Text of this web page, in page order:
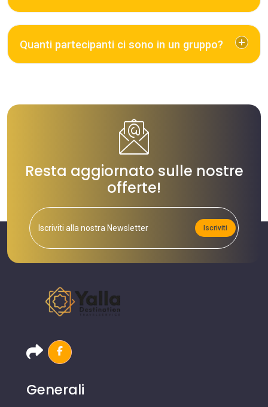
Quanti partecipanti ci sono in un gruppo?
Resta aggiornato sulle nostre
offerte!
Iscriviti
Generali